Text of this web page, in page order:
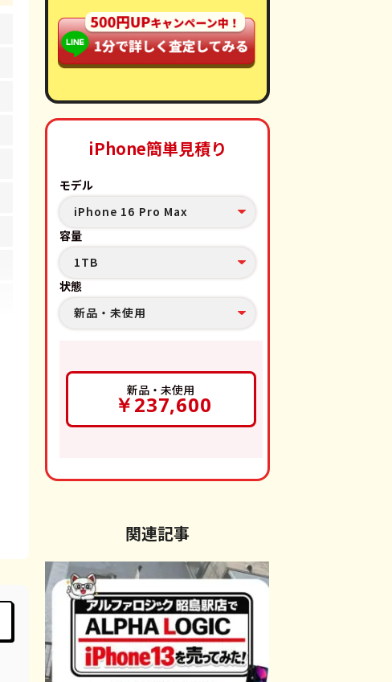
iPhone簡単見積り
モデル
iPhone 16 Pro Max
容量
1TB
状態
新品・未使用
新品・未使用
￥237,600
関連記事